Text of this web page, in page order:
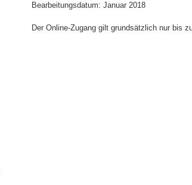
Bearbeitungsdatum: Januar 2018
Der Online-Zugang gilt grundsätzlich nur bis